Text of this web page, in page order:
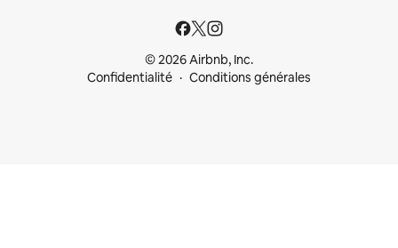
© 2026 Airbnb, Inc.
Confidentialité
Conditions générales